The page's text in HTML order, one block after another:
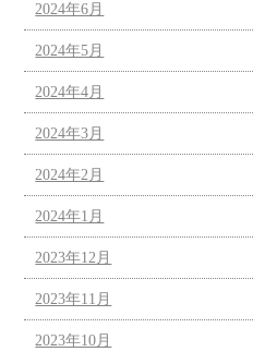
2024年6月
2024年5月
2024年4月
2024年3月
2024年2月
2024年1月
2023年12月
2023年11月
2023年10月